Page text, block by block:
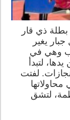
ذي قار
وعقيل جبار يغير
وهي في
لتبدأ
لفتت
لتشق